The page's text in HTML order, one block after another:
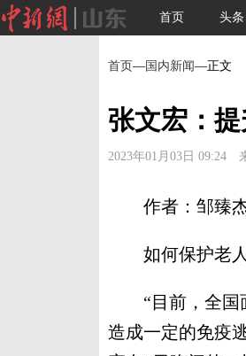
首页 头条
首页— 国内新闻—正文
张文宏：
2023年01月03日 09:24
作者：邹臻
如何保护老人
“目前，全国面
造成一定的免疫